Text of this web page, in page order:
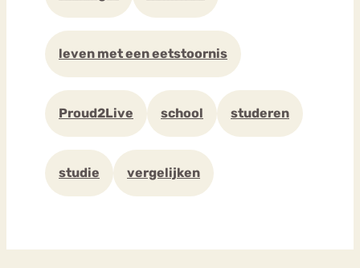
leven met een eetstoornis
Proud2Live school studeren
studie vergelijken